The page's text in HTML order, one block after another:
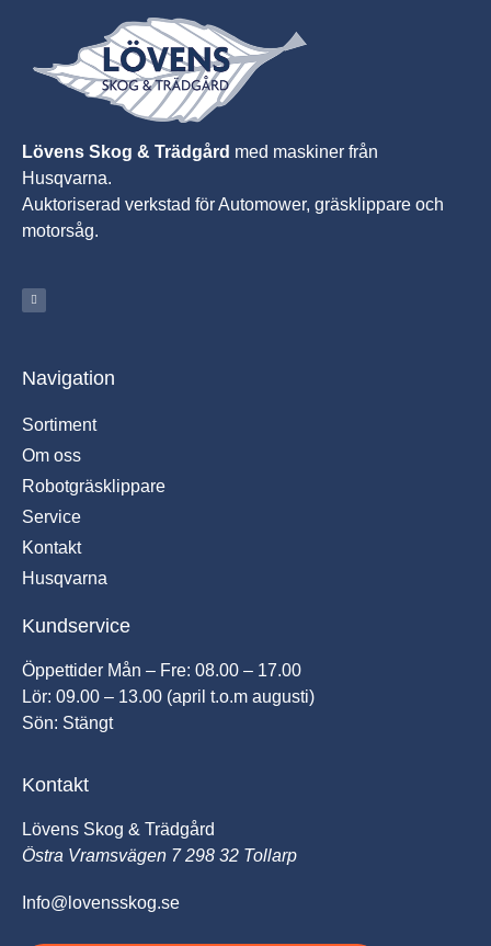
Lövens Skog & Trädgård med maskiner från
Husqvarna.
Auktoriserad verkstad för Automower, gräsklippare och
motorsåg.
Navigation
Sortiment
Om oss
Robotgräsklippare
Service
Kontakt
Husqvarna
Kundservice
Öppettider Mån – Fre: 08.00 – 17.00
Lör: 09.00 – 13.00 (april t.o.m augusti)
Sön: Stängt
Kontakt
Lövens Skog & Trädgård
Östra Vramsvägen 7 298 32 Tollarp
Info@lovensskog.se